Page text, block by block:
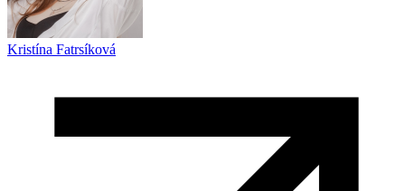
Kristína Fatrsíková